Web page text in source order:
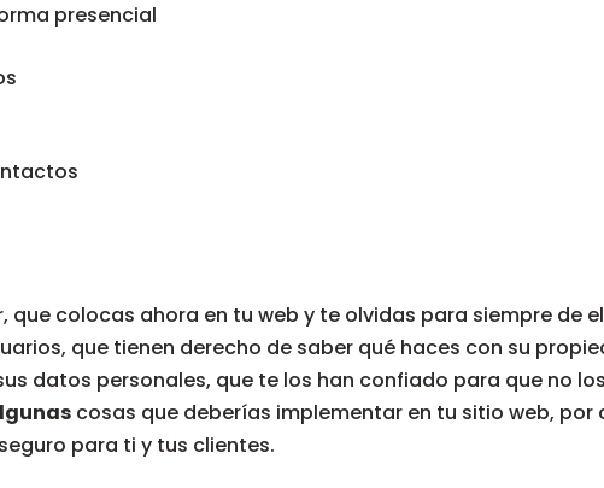
presencial
que colocas ahora en tu web y te olvidas para siempre de
que tienen derecho de saber qué haces con su
datos personales, que te los han confiado para que no
cosas que deberías implementar en tu sitio web,
para ti y tus clientes.